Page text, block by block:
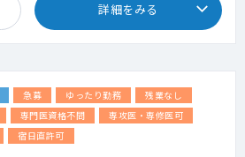
詳細をみる
急募 ゆったり勤務
残業なし
専門医資格不問
専攻医・専修医可
宿日直許可